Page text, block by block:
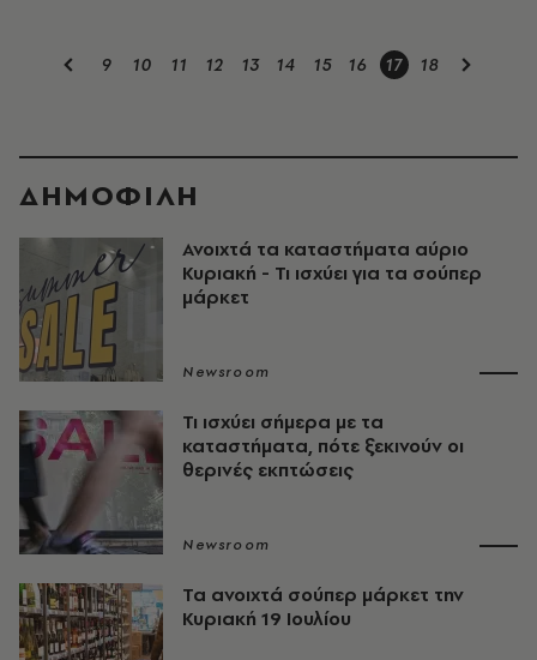
9 10 11 12 13 14 15 16 17 18
ΔΗΜΟΦΙΛΗ
Ανοιχτά τα καταστήματα αύριο
Κυριακή - Τι ισχύει για τα σούπερ
μάρκετ
Newsroom
Τι ισχύει σήμερα με τα
καταστήματα, πότε ξεκινούν οι
θερινές εκπτώσεις
Newsroom
Τα ανοιχτά σούπερ μάρκετ την
Κυριακή 19 Ιουλίου